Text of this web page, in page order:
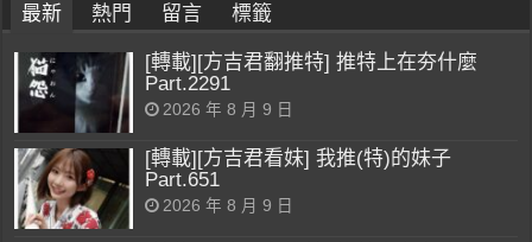
最新 熱門 留言 標籤
[轉載][方吉君翻推特] 推特上在夯什麼
Part.2291
2026 年 8 月 9 日
[轉載][方吉君看妹] 我推(特)的妹子
Part.651
2026 年 8 月 9 日